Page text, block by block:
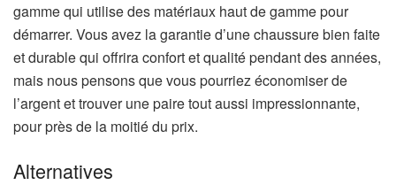
t
gamme qui utilise des matériaux haut de gamme pour
démarrer. Vous avez la garantie d’une chaussure bien faite
et durable qui offrira confort et qualité pendant des années,
mais nous pensons que vous pourriez économiser de
l’argent et trouver une paire tout aussi impressionnante,
pour près de la moitié du prix.
Alternatives